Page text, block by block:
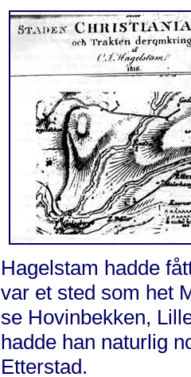
Hagelstam hadde
var et sted som het
se Hovinbekken,
hadde han naturlig
Etterstad.